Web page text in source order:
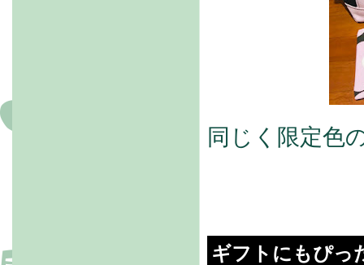
同じく限定色
ギフトにもぴっ